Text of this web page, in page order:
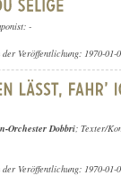
-
Veröffentlichung: 1970-01-
Orchester Dobbri; Texter/
Veröffentlichung: 1970-01-